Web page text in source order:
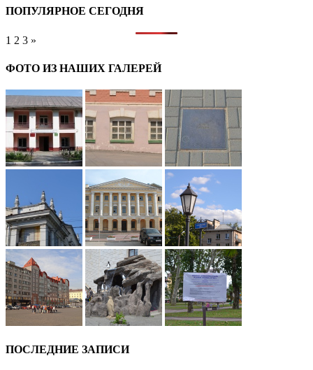
ПОПУЛЯРНОЕ СЕГОДНЯ
1 2 3 »
ФОТО ИЗ НАШИХ ГАЛЕРЕЙ
ПОСЛЕДНИЕ ЗАПИСИ